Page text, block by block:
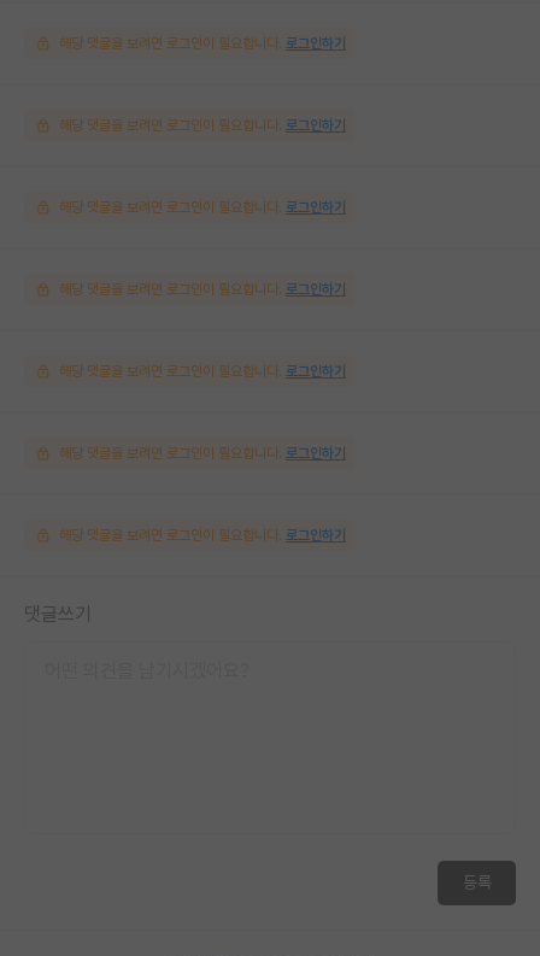
해당 댓글을 보려면 로그인이 필요합니다. 로그인하기
해당 댓글을 보려면 로그인이 필요합니다. 로그인하기
해당 댓글을 보려면 로그인이 필요합니다. 로그인하기
해당 댓글을 보려면 로그인이 필요합니다. 로그인하기
해당 댓글을 보려면 로그인이 필요합니다. 로그인하기
해당 댓글을 보려면 로그인이 필요합니다. 로그인하기
해당 댓글을 보려면 로그인이 필요합니다. 로그인하기
댓글쓰기
등록